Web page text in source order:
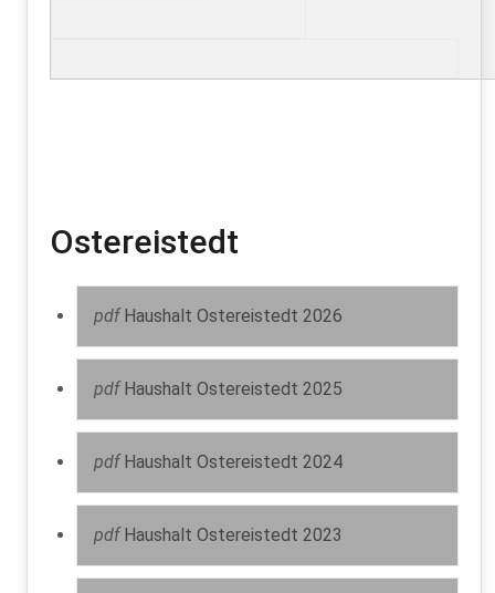
Ostereistedt
pdf Haushalt Ostereistedt 2026
pdf Haushalt Ostereistedt 2025
pdf Haushalt Ostereistedt 2024
pdf Haushalt Ostereistedt 2023